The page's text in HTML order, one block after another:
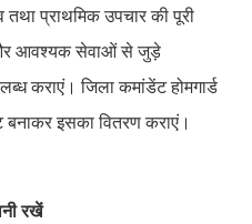
तथा प्राथमिक उपचार की पूरी
और आवश्यक सेवाओं से जुड़े
कराएं। जिला कमांडेंट होमगार्ड
बनाकर इसका वितरण कराएं।
रखें